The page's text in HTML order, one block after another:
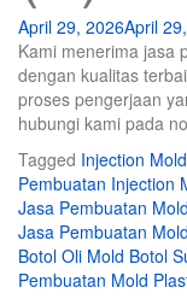
April 29, 2026April
Kami menerima jasa
dengan kualitas
proses pengerjaan
hubungi kami pada
Tagged Injection
Pembuatan Injection
Jasa Pembuatan
Jasa Pembuatan
Botol Oli Mold Botol
Pembuatan Mold